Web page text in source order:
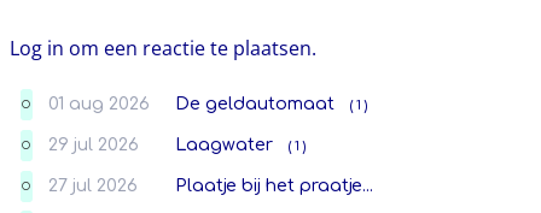
Log in om een reactie te plaatsen.
O 01 aug 2026 De geldautomaat ( 1 )
O 29 jul 2026 Laagwater ( 1 )
O 27 jul 2026 Plaatje bij het praatje...